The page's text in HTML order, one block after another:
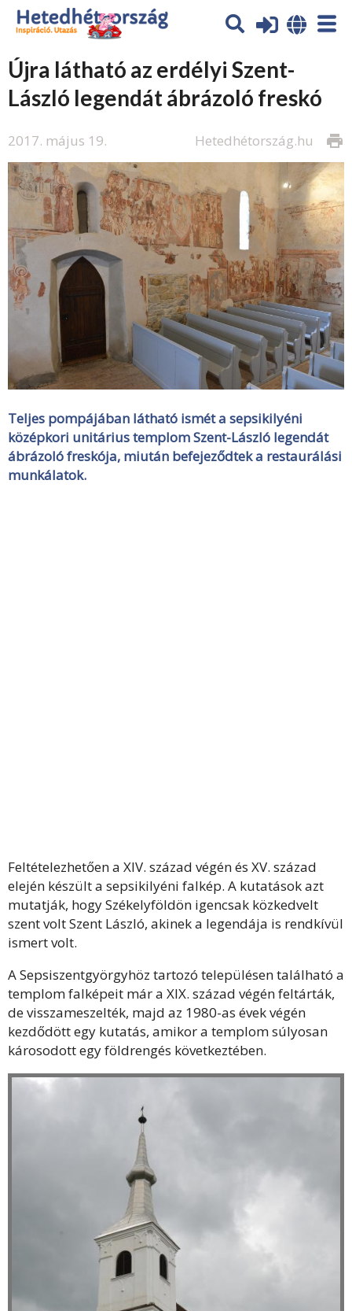
Újra látható az erdélyi Szent-
László legendát ábrázoló freskó
2017. május 19. print
Hetedhétország.hu
Teljes pompájában látható ismét a sepsikilyéni
középkori unitárius templom Szent-László legendát
ábrázoló freskója, miután befejeződtek a restaurálási
munkálatok.
Feltételezhetően a XIV. század végén és XV. század
elején készült a sepsikilyéni falkép. A kutatások azt
mutatják, hogy Székelyföldön igencsak közkedvelt
szent volt Szent László, akinek a legendája is rendkívül
ismert volt.
A Sepsiszentgyörgyhöz tartozó településen található a
templom falképeit már a XIX. század végén feltárták,
de visszameszelték, majd az 1980-as évek végén
kezdődött egy kutatás, amikor a templom súlyosan
károsodott egy földrengés következtében.